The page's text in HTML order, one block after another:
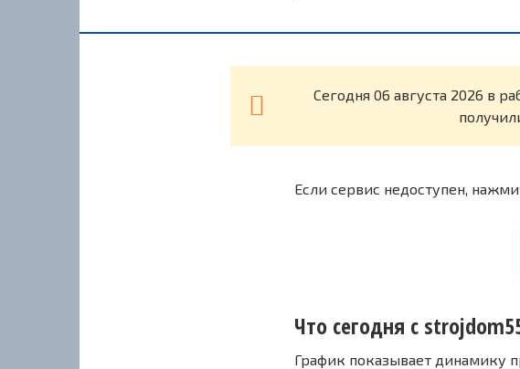
Cегодня 06 августа 2026 в
Если сервис недоступен,
Что сегодня с
График показывает динамику